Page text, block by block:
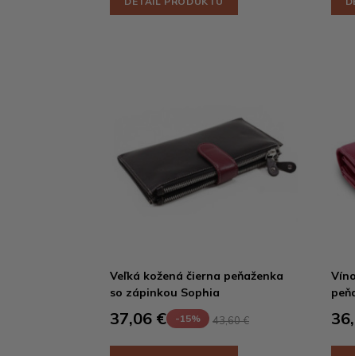
Veľká kožená čierna peňaženka
so zápinkou Sophia
37,06 € -15% 43,60 €